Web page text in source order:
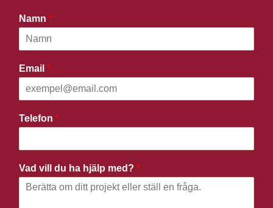
Namn *
Email *
Telefon *
Vad vill du ha hjälp med? *